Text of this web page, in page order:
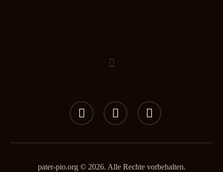
pater-pio.org © 2026. Alle Rechte vorbehalten.